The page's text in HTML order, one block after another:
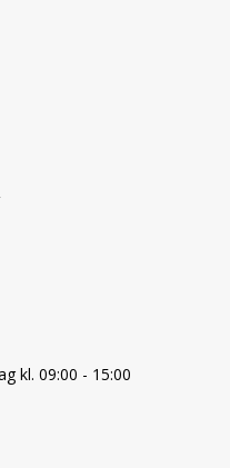
kl. 09:00 - 15:00